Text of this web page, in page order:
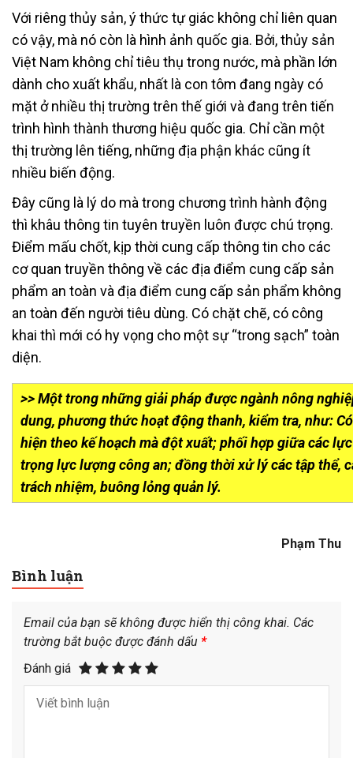
Với riêng thủy sản, ý thức tự giác không chỉ liên quan
có vậy, mà nó còn là hình ảnh quốc gia. Bởi, thủy sản
Việt Nam không chỉ tiêu thụ trong nước, mà phần lớn
dành cho xuất khẩu, nhất là con tôm đang ngày có
mặt ở nhiều thị trường trên thế giới và đang trên tiến
trình hình thành thương hiệu quốc gia. Chỉ cần một
thị trường lên tiếng, những địa phận khác cũng ít
nhiều biến động.
Đây cũng là lý do mà trong chương trình hành động
thì khâu thông tin tuyên truyền luôn được chú trọng.
Điểm mấu chốt, kịp thời cung cấp thông tin cho các
cơ quan truyền thông về các địa điểm cung cấp sản
phẩm an toàn và địa điểm cung cấp sản phẩm không
an toàn đến người tiêu dùng. Có chặt chẽ, có công
khai thì mới có hy vọng cho một sự “trong sạch” toàn
diện.
>> Một trong những giải pháp được ngành nông
dung, phương thức hoạt động thanh, kiểm tra, như:
hiện theo kế hoạch mà đột xuất; phối hợp giữa các
trọng lực lượng công an; đồng thời xử lý các tập thể,
trách nhiệm, buông lỏng quản lý.
Phạm Thu
Bình luận
Email của bạn sẽ không được hiển thị công khai. Các
trường bắt buộc được đánh dấu *
Đánh giá